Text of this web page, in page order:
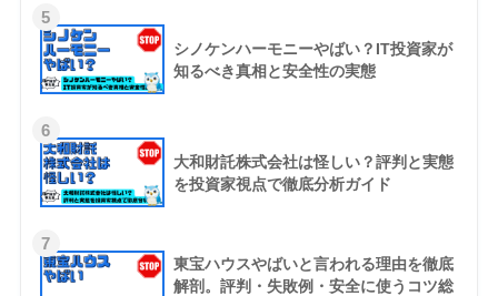
5
シノケンハーモニーやばい？IT投資家が
知るべき真相と安全性の実態
6
大和財託株式会社は怪しい？評判と実態
を投資家視点で徹底分析ガイド
7
東宝ハウスやばいと言われる理由を徹底
解剖。評判・失敗例・安全に使うコツ総